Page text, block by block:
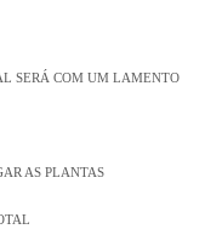
SERÁ COM UM LAMENTO
AS PLANTAS